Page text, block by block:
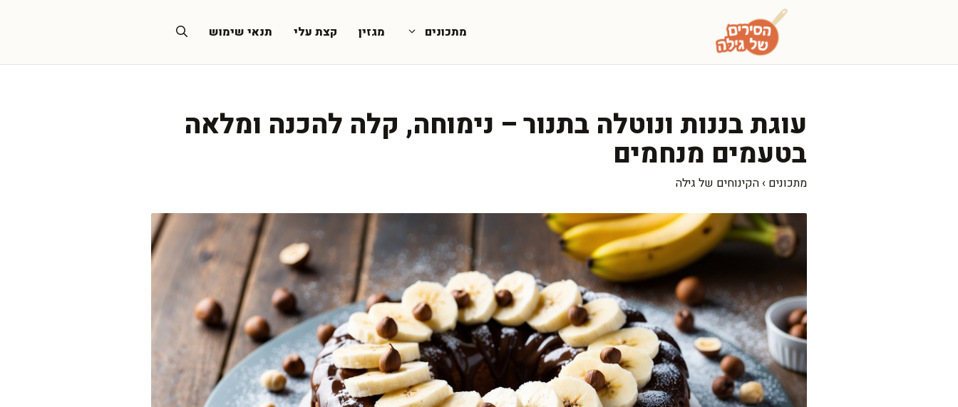
מתכונים מגזין קצת עלי תנאי שימוש
עוגת בננות ונוטלה בתנור – נימוחה, קלה להכנה ומלאה
בטעמים מנחמים
מתכונים › הקינוחים של גילה